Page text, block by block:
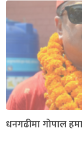
धनगढीमा गोपाल